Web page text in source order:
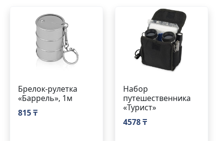
Брелок-рулетка
«Баррель», 1м
815 ₸
Набор
путешественника
«Турист»
4578 ₸